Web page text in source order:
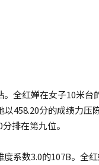
。全红婵在女子10米
以458.20分的成绩力
排在第九位。
系数3.0的107B。全